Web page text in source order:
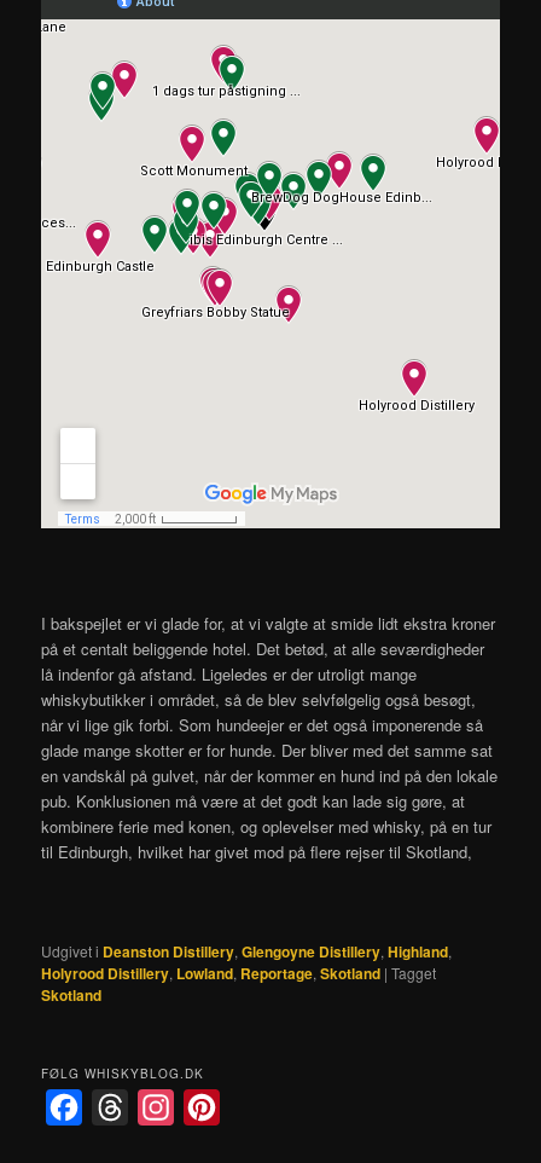
I bakspejlet er vi glade for, at vi valgte at smide lidt ekstra kroner
på et centalt beliggende hotel. Det betød, at alle seværdigheder
lå indenfor gå afstand. Ligeledes er der utroligt mange
whiskybutikker i området, så de blev selvfølgelig også besøgt,
når vi lige gik forbi. Som hundeejer er det også imponerende så
glade mange skotter er for hunde. Der bliver med det samme sat
en vandskål på gulvet, når der kommer en hund ind på den lokale
pub. Konklusionen må være at det godt kan lade sig gøre, at
kombinere ferie med konen, og oplevelser med whisky, på en tur
til Edinburgh, hvilket har givet mod på flere rejser til Skotland,
Udgivet i Deanston Distillery,Glengoyne Distillery,Highland,
Holyrood Distillery, Lowland, Reportage,Skotland |Tagget
Skotland
FØLG WHISKYBLOG.DK